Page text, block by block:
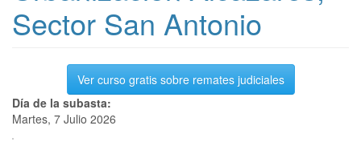
Sector San Antonio
Ver curso gratis sobre remates judiciales
Día de la subasta:
Martes, 7 Julio 2026